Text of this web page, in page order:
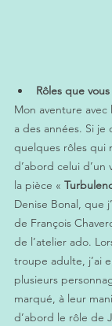
Rôles que
Mon aventure
a des années. Si je
quelques rôles qui
d’abord celui d’un
la pièce «
Denise Bonal, que
de François
de l’atelier ado.
troupe adulte, j’ai
plusieurs
marqué, à leur
d’abord le rôle de